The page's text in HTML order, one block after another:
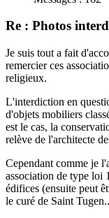
Re : Photos
Je suis tout a fait
remercier ces
religieux.
L'interdiction en
d'objets mobiliers
est le cas, la
relève de l'architecte
Cependant comme je
association de type loi
édifices (ensuite peut
le curé de Saint